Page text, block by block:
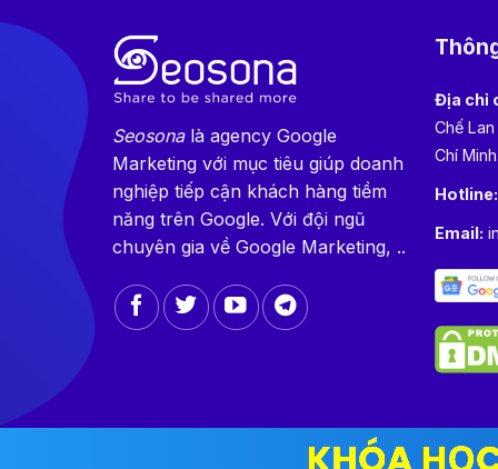
Seosonalà agency Google
Marketing với mục tiêu giúp doanh
nghiệp tiếp cận khách hàng tiềm
năng trên Google. Với đội ngũ
chuyên gia về Google Marketing, ..
Địa chỉ
Chế
Chí
Hotline:
Email: